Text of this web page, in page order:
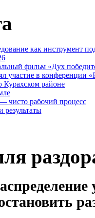
как инструмент
фильм «Дух
участие в конференции
Курахском районе
чисто рабочий процесс